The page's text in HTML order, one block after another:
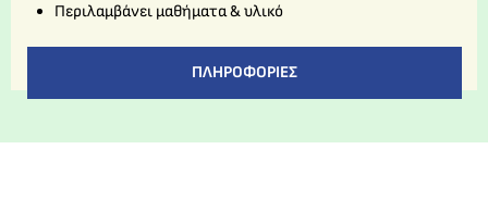
Περιλαμβάνει μαθήματα & υλικό
ΠΛΗΡΟΦΟΡΊΕΣ